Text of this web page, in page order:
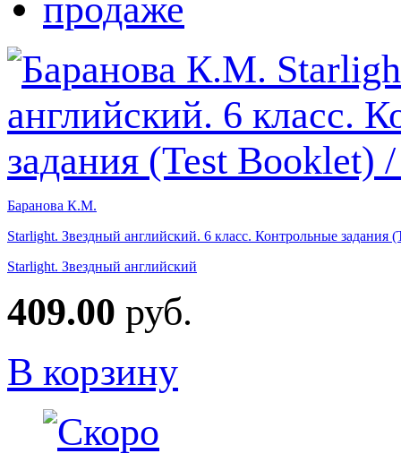
Баранова К.М.
Starlight. Звездный английский. 6 класс. Контрольные
Starlight. Звездный английский
409.00 руб.
В корзину